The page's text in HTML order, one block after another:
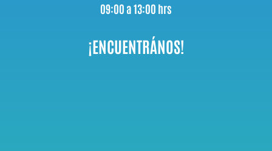
09:00 a 13:00 hrs
¡ENCUENTRÁNOS!